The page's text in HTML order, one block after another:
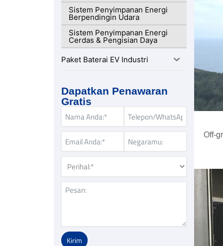
Sistem Penyimpanan Energi
Berpendingin Udara
Sistem Penyimpanan Energi
Cerdas & Pengisian Daya
Paket Baterai EV Industri
Dapatkan Penawaran
Gratis
Kirim
Off-